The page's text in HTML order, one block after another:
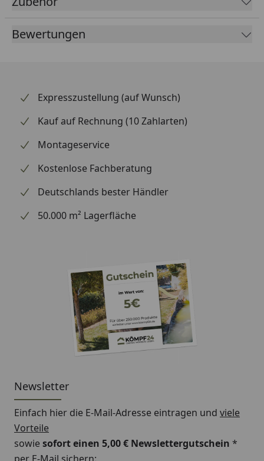
Bewertungen
Expresszustellung (auf Wunsch)
Kauf auf Rechnung (10 Zahlarten)
Montageservice
Kostenlose Fachberatung
Deutschlands bester Händler
50.000 m² Lagerfläche
Newsletter
Einfach hier die E-Mail-Adresse eintragen und viele
Vorteile
sowiesofort einen 5,00 € Newslettergutschein *